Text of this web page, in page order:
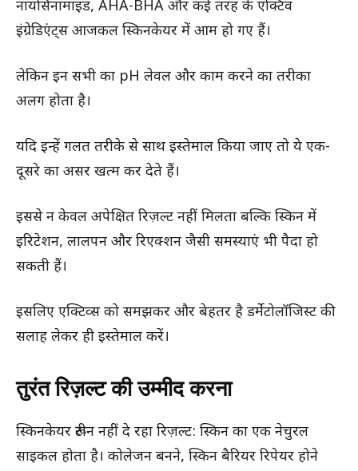
नायसिनामाइड, AHA-BHA और कई तरह के एक्टिव
इंग्रेडिएंट्स आजकल स्किनकेयर में आम हो गए हैं।
लेकिन इन सभी का pH लेवल और काम करने का तरीका
अलग होता है।
यदि इन्हें गलत तरीके से साथ इस्तेमाल किया जाए तो ये एक-
दूसरे का असर खत्म कर देते हैं।
इससे न केवल अपेक्षित रिज़ल्ट नहीं मिलता बल्कि स्किन में
इरिटेशन, लालपन और रिएक्शन जैसी समस्याएं भी पैदा हो
सकती हैं।
इसलिए एक्टिव्स को समझकर और बेहतर है डर्मेटोलॉजिस्ट की
सलाह लेकर ही इस्तेमाल करें।
तुरंत रिज़ल्ट की उम्मीद करना
स्किनकेयर रूटीन नहीं दे रहा रिज़ल्ट: स्किन का एक नेचुरल
साइकल होता है। कोलेजन बनने, स्किन बैरियर रिपेयर होने